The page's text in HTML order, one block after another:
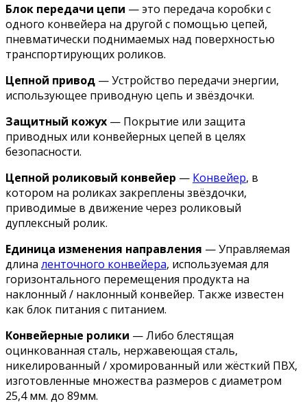
Блок передачи цепи — это передача коробки с
одного конвейера на другой с помощью цепей,
пневматически поднимаемых над поверхностью
транспортирующих роликов.
Цепной привод — Устройство передачи энергии,
использующее приводную цепь и звёздочки.
Защитный кожух — Покрытие или защита
приводных или конвейерных цепей в целях
безопасности.
Цепной роликовый конвейер — Конвейер, в
котором на роликах закреплены звёздочки,
приводимые в движение через роликовый
дуплексный ролик.
Единица изменения направления — Управляемая
длина ленточного конвейера, используемая для
горизонтального перемещения продукта на
наклонный / наклонный конвейер. Также известен
как блок питания с питанием.
Конвейерные ролики — Либо блестящая
оцинкованная сталь, нержавеющая сталь,
никелированный / хромированный или жёсткий ПВХ,
изготовленные множества размеров с диаметром
25,4 мм. до 89мм.